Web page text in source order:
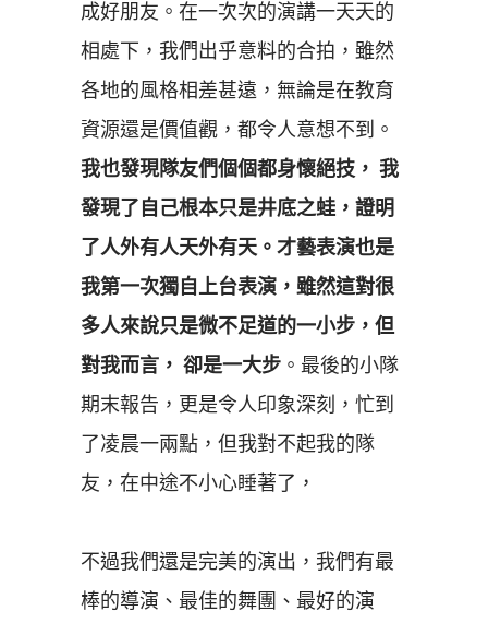
成好朋友。在一次次的演講一天天的
相處下，我們出乎意料的合拍，雖然
各地的風格相差甚遠，無論是在教育
資源還是價值觀，都令人意想不到。
我也發現隊友們個個都身懷絕技， 我
發現了自己根本只是井底之蛙，證明
了人外有人天外有天。才藝表演也是
我第一次獨自上台表演，雖然這對很
多人來說只是微不足道的一小步，但
對我而言， 卻是一大步 。最後的小隊
期末報告，更是令人印象深刻，忙到
了凌晨一兩點，但我對不起我的隊
友，在中途不小心睡著了，
不過我們還是完美的演出，我們有最
棒的導演、最佳的舞團、最好的演